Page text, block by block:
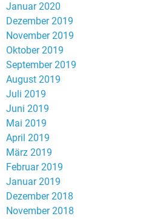
Januar 2020
Dezember 2019
November 2019
Oktober 2019
September 2019
August 2019
Juli 2019
Juni 2019
Mai 2019
April 2019
März 2019
Februar 2019
Januar 2019
Dezember 2018
November 2018